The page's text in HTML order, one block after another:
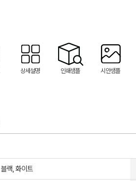
상세설명 인쇄샘플 시안샘플
블랙, 화이트